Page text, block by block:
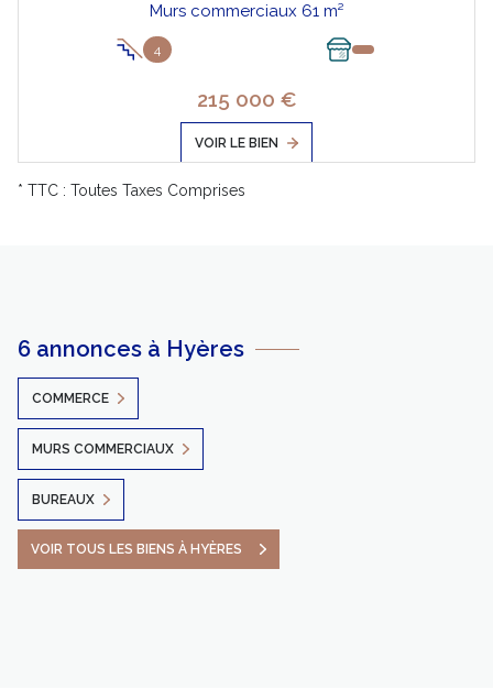
Murs commerciaux 61 m²
4
215 000 €
VOIR LE BIEN
* TTC : Toutes Taxes Comprises
6 annonces à Hyères
COMMERCE
MURS COMMERCIAUX
BUREAUX
VOIR TOUS LES BIENS À HYÈRES